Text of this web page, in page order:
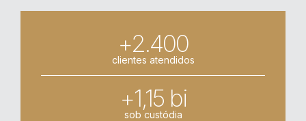
+2.400
clientes atendidos
+1,15 bi
sob custódia